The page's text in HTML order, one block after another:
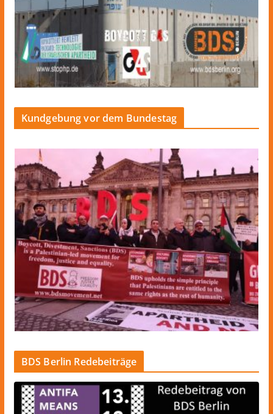
Kundgebung vor dem Bundestag
BDS Berlin Redebeiträge